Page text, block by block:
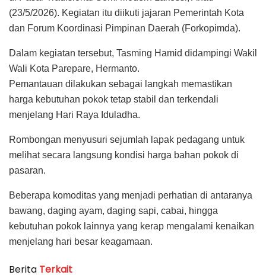
(23/5/2026). Kegiatan itu diikuti jajaran Pemerintah Kota
dan Forum Koordinasi Pimpinan Daerah (Forkopimda).
Dalam kegiatan tersebut, Tasming Hamid didampingi Wakil
Wali Kota Parepare, Hermanto.
Pemantauan dilakukan sebagai langkah memastikan
harga kebutuhan pokok tetap stabil dan terkendali
menjelang Hari Raya Iduladha.
Rombongan menyusuri sejumlah lapak pedagang untuk
melihat secara langsung kondisi harga bahan pokok di
pasaran.
Beberapa komoditas yang menjadi perhatian di antaranya
bawang, daging ayam, daging sapi, cabai, hingga
kebutuhan pokok lainnya yang kerap mengalami kenaikan
menjelang hari besar keagamaan.
Berita Terkait